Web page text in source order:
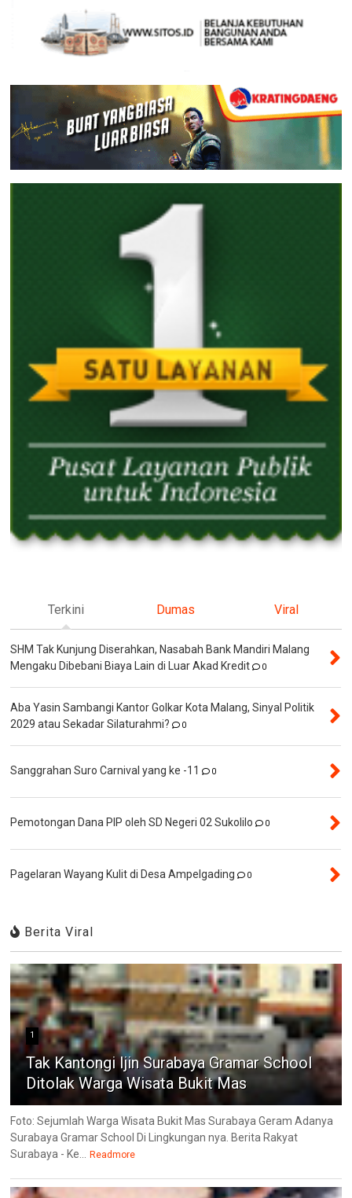
Terkini Dumas Viral
SHM Tak Kunjung Diserahkan, Nasabah Bank Mandiri Malang
Mengaku Dibebani Biaya Lain di Luar Akad Kredit
0
Aba Yasin Sambangi Kantor Golkar Kota Malang, Sinyal Politik
2029 atau Sekadar Silaturahmi?
0
Sanggrahan Suro Carnival yang ke -11 0
Pemotongan Dana PIP oleh SD Negeri 02 Sukolilo 0
Pagelaran Wayang Kulit di Desa Ampelgading 0
Berita Viral
1
Tak Kantongi Ijin Surabaya Gramar School
Ditolak Warga Wisata Bukit Mas
Foto: Sejumlah Warga Wisata Bukit Mas Surabaya Geram Adanya
Surabaya Gramar School Di Lingkungan nya. Berita Rakyat
Surabaya - Ke...
Readmore